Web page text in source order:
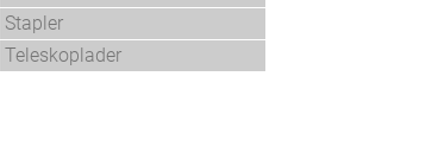
Stapler
Teleskoplader